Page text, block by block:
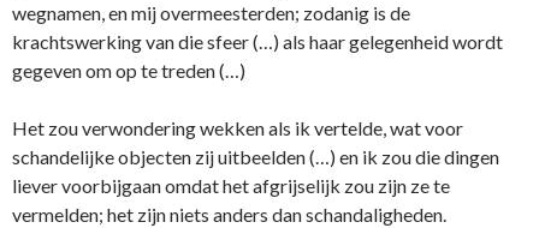
wegnamen, en mij overmeesterden; zodanig is de
krachtswerking van die sfeer (…) als haar gelegenheid wordt
gegeven om op te treden (…)
Het zou verwondering wekken als ik vertelde, wat voor
schandelijke objecten zij uitbeelden (…) en ik zou die dingen
liever voorbijgaan omdat het afgrijselijk zou zijn ze te
vermelden; het zijn niets anders dan schandaligheden.